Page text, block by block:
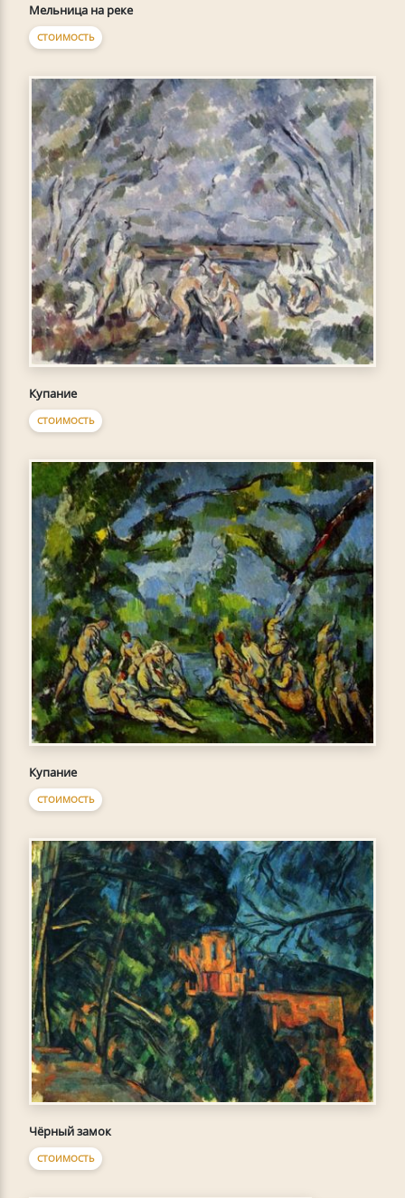
Мельница на реке
СТОИМОСТЬ
Купание
СТОИМОСТЬ
Купание
СТОИМОСТЬ
Чёрный замок
СТОИМОСТЬ